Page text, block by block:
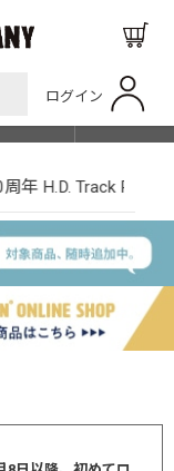
ログイン
SHOP LIST
Track Pant